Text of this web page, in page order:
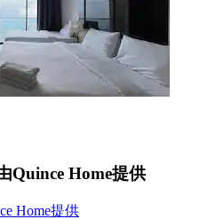
Quince Home提供
Home提供